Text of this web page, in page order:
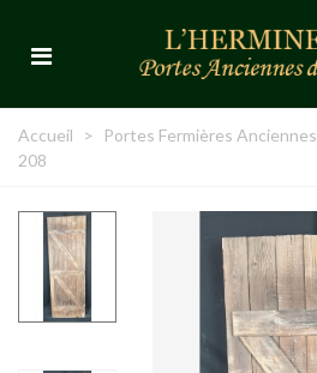
Accueil > Portes Fermières Anciennes
208